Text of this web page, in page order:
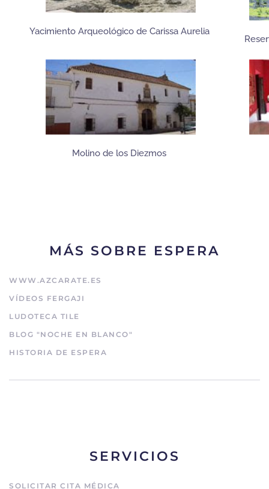
Yacimiento Arqueológico de Carissa Aurelia
Molino de los Diezmos
MÁS SOBRE ESPERA
WWW.AZCARATE.ES
VÍDEOS FERGAJI
LUDOTECA TILE
BLOG "NOCHE EN BLANCO"
HISTORIA DE ESPERA
SERVICIOS
SOLICITAR CITA MÉDICA